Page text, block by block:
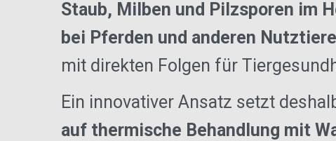
Staub, Milben und Pilzsporen im
bei Pferden und anderen
mit direkten Folgen für
Ein innovativer Ansatz setzt
auf thermische Behandlung mit